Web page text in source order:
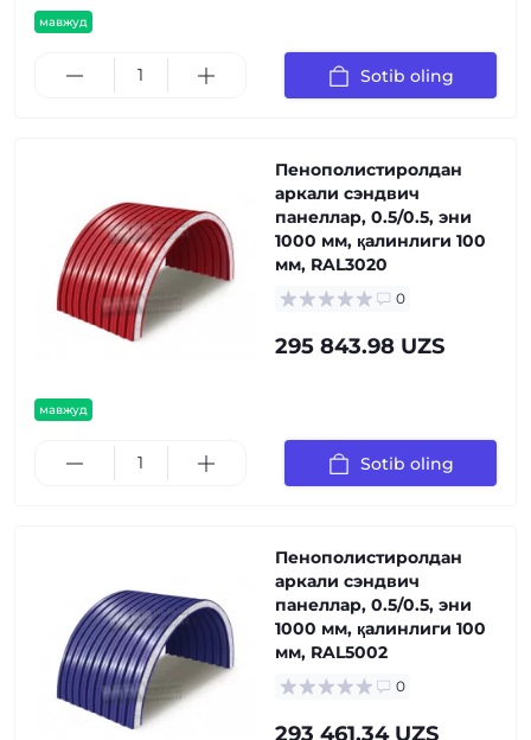
мавжуд
Sotib oling
мавжуд
Пенополистиролдан
аркали сэндвич
панеллар, 0.5/0.5, эни
1000 мм, қалинлиги 100
мм, RAL3020
0
295 843.98 UZS
Sotib oling
Пенополистиролдан
аркали сэндвич
панеллар, 0.5/0.5, эни
1000 мм, қалинлиги 100
мм, RAL5002
0
293 461.34 UZS